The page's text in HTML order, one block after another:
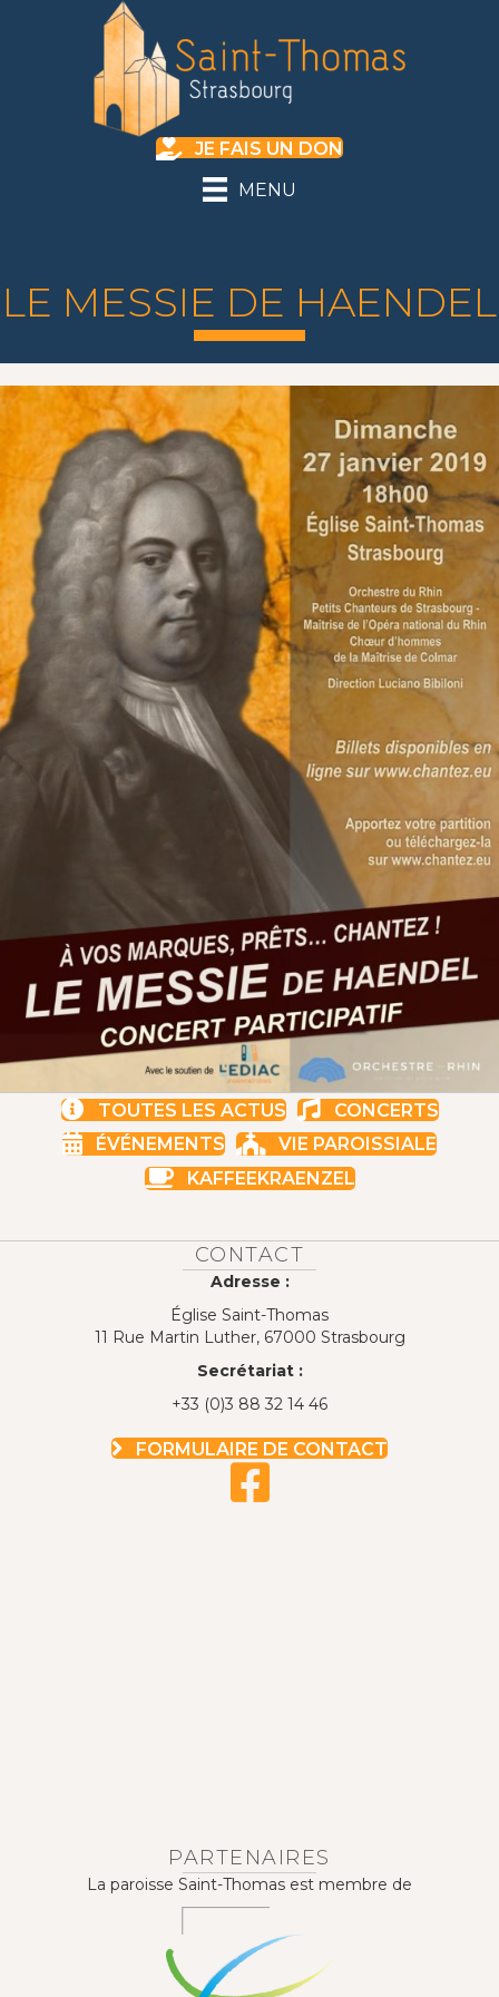
JE FAIS UN DON
MENU
LE MESSIE DE HAENDEL
TOUTES LES ACTUS
CONCERTS
ÉVÉNEMENTS
VIE PAROISSIALE
KAFFEEKRAENZEL
CONTACT
Adresse :
Église Saint-Thomas
11 Rue Martin Luther, 67000 Strasbourg
Secrétariat :
+33 (0)3 88 32 14 46
FORMULAIRE DE CONTACT
PARTENAIRES
La paroisse Saint-Thomas est membre de